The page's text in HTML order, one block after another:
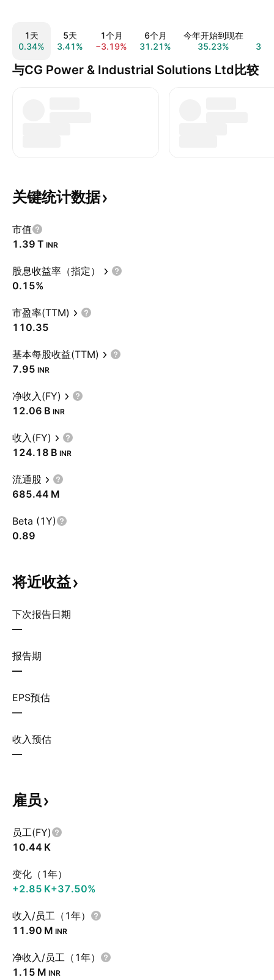
1天
0.34%
5天
3.41%
1个月
−3.19%
6个月
31.21%
今年开始到现在
35.23%
与CG Power & Industrial Solutions Ltd比较
关键统计数据
市值
‪1.39 T‬ INR
股息收益率（指定）
0.15%
市盈率(TTM)
110.35
基本每股收益(TTM)
7.95 INR
净收入(FY)
‪12.06 B‬ INR
收入(FY)
‪124.18 B‬ INR
流通股
‪685.44 M‬
Beta (1Y)
0.89
将近收益
下次报告日期
—
报告期
—
EPS预估
—
收入预估
—
雇员
员工(FY)
‪10.44 K‬
变化（1年）
‪+2.85 K‬+37.50%
收入/员工（1年）
‪11.90 M‬ INR
净收入/员工（1年）
‪1.15 M‬ INR